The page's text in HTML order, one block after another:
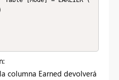
columna Earned devolverá